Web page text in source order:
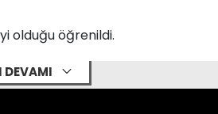
olduğu öğrenildi.
DEVAMI